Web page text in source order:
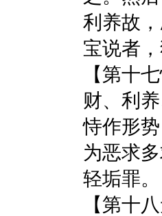
利养故
宝说者
【第十
财、利
恃作形
为恶求
轻垢罪。
【第十